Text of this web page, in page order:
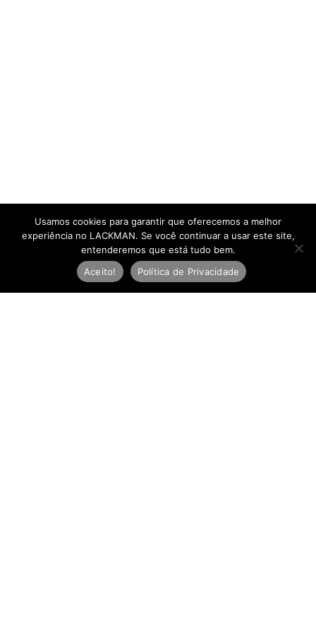
Usamos cookies para garantir que oferecemos a melhor
experiência no LACKMAN. Se você continuar a usar este site,
entenderemos que está tudo bem.
Aceito!
Política de Privacidade